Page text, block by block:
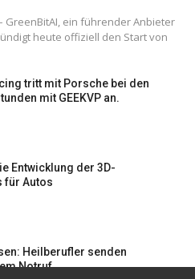
GreenBitAI, ein führender Anbieter
heute offiziell den Start von
tritt mit Porsche bei den
mit GEEKVP an.
Entwicklung der 3D-
für Autos
Heilberufler senden
Notruf